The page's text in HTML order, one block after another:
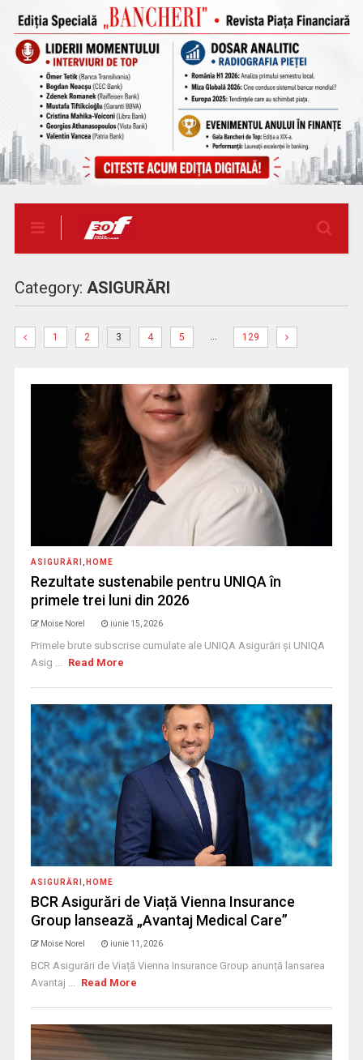
Category: ASIGURĂRI
1 2 3 4 5 … 129
ASIGURĂRI HOME
Rezultate sustenabile pentru UNIQA în
primele trei luni din 2026
Moise Norel iunie 15, 2026
Primele brute subscrise cumulate ale UNIQA Asigurări și UNIQA
Asig ... Read More
ASIGURĂRI HOME
BCR Asigurări de Viață Vienna Insurance
Group lansează „Avantaj Medical Care”
Moise Norel iunie 11, 2026
BCR Asigurări de Viață Vienna Insurance Group anunță lansarea
Avantaj ... Read More